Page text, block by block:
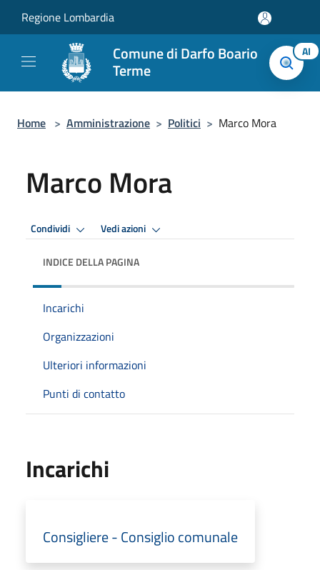
Regione Lombardia
Comune di Darfo Boario
Terme
AI
Home > Amministrazione > Politici > Marco Mora
Marco Mora
Condividi Vedi azioni
INDICE DELLA PAGINA
Incarichi
Organizzazioni
Ulteriori informazioni
Punti di contatto
Incarichi
Consigliere - Consiglio comunale